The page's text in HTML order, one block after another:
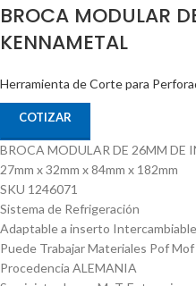
BROCA MODULAR
KENNAMETAL
Herramienta de Corte para
COTIZAR
BROCA MODULAR DE 26MM DE
27mm x 32mm x 84mm x 182mm
SKU 1246071
Sistema de Refrigeración
Adaptable a inserto
Puede Trabajar Materiales Pof Mof
Procedencia ALEMANIA